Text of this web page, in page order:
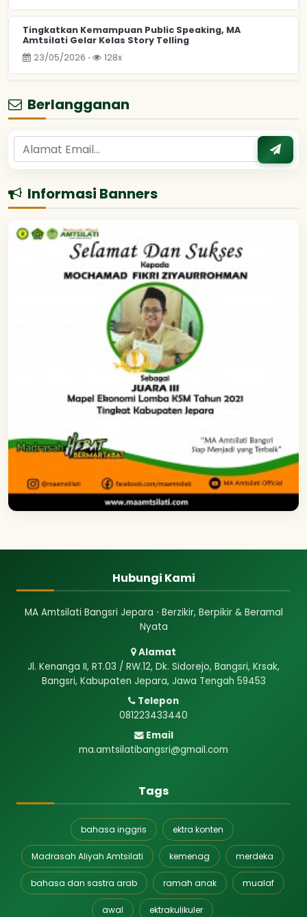
Tingkatkan Kemampuan Public Speaking, MA
Amtsilati Gelar Kelas Story Telling
23/05/2026 ⋅
128x
Berlangganan
Informasi Banners
Hubungi Kami
MA Amtsilati Bangsri Jepara ⋅ Berzikir, Berpikir & Beramal
Nyata
Alamat
Jl. Kenanga II, RT.03 / RW.12, Dk. Sidorejo, Bangsri, Krsak,
Bangsri, Kabupaten Jepara, Jawa Tengah 59453
Telepon
081223433440
Email
ma.amtsilatibangsri@gmail.com
Tags
bahasa inggris ektra konten
Madrasah Aliyah Amtsilati kemenag merdeka
bahasa dan sastra arab ramah anak mualaf
awal ektrakulikuler